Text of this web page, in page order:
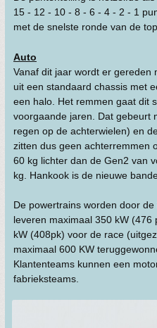
15 - 12 - 10 - 8 - 6 - 4 - 2 - 1
met de snelste ronde van de
Auto
Vanaf dit jaar wordt er gereden
uit een standaard chassis met
een halo. Het remmen gaat dit
voorgaande jaren. Dat gebeurt
regen op de achterwielen) en
zitten dus geen achterremmen
60 kg lichter dan de Gen2 van
kg. Hankook is de nieuwe
De powertrains worden door
leveren maximaal 350 kW
kW (408pk) voor de race
maximaal 600 KW
Klantenteams kunnen een
fabrieksteams.